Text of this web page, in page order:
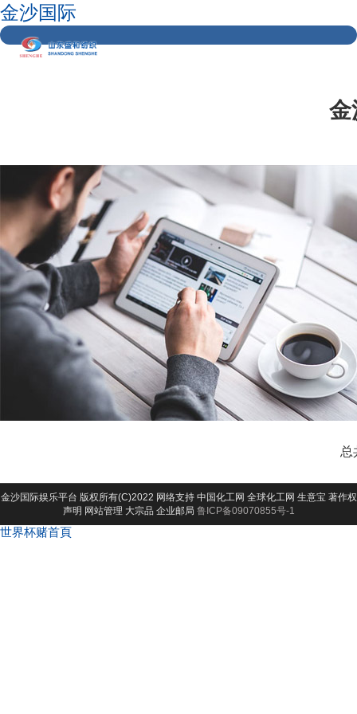
金沙国际
金
总
金沙国际娱乐平台 版权所有(C)2022 网络支持 中国化工网 全球化工网 生意宝 著作权
声明 网站管理 大宗品 企业邮局 鲁ICP备09070855号-1
世界杯赌首頁